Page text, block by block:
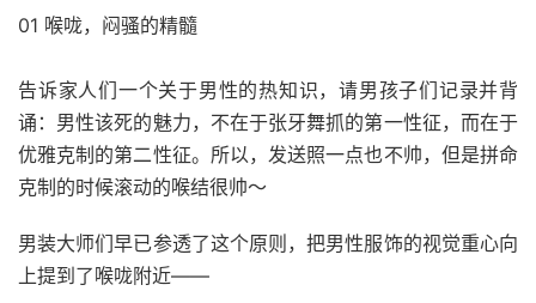
01 喉咙，闷骚的精髓
告诉家人们一个关于男性的热知识，请男孩子们记录并背
诵：男性该死的魅力，不在于张牙舞抓的第一性征，而在于
优雅克制的第二性征。所以，发送照一点也不帅，但是拼命
克制的时候滚动的喉结很帅～
男装大师们早已参透了这个原则，把男性服饰的视觉重心向
上提到了喉咙附近——